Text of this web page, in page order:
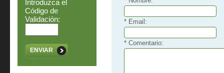
Introduzca el
Código de
Validación:
ENVIAR
* Email:
* Comentario: